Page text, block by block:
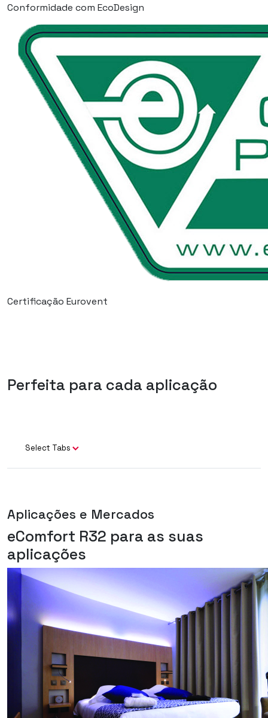
Conformidade com EcoDesign
Certificação Eurovent
Perfeita para cada aplicação
Select Tabs
Aplicações e Mercados
eComfort R32 para as suas
aplicações